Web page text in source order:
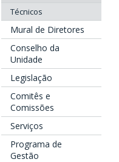
Técnicos
Mural de Diretores
Conselho da
Unidade
Legislação
Comitês e
Comissões
Serviços
Programa de
Gestão